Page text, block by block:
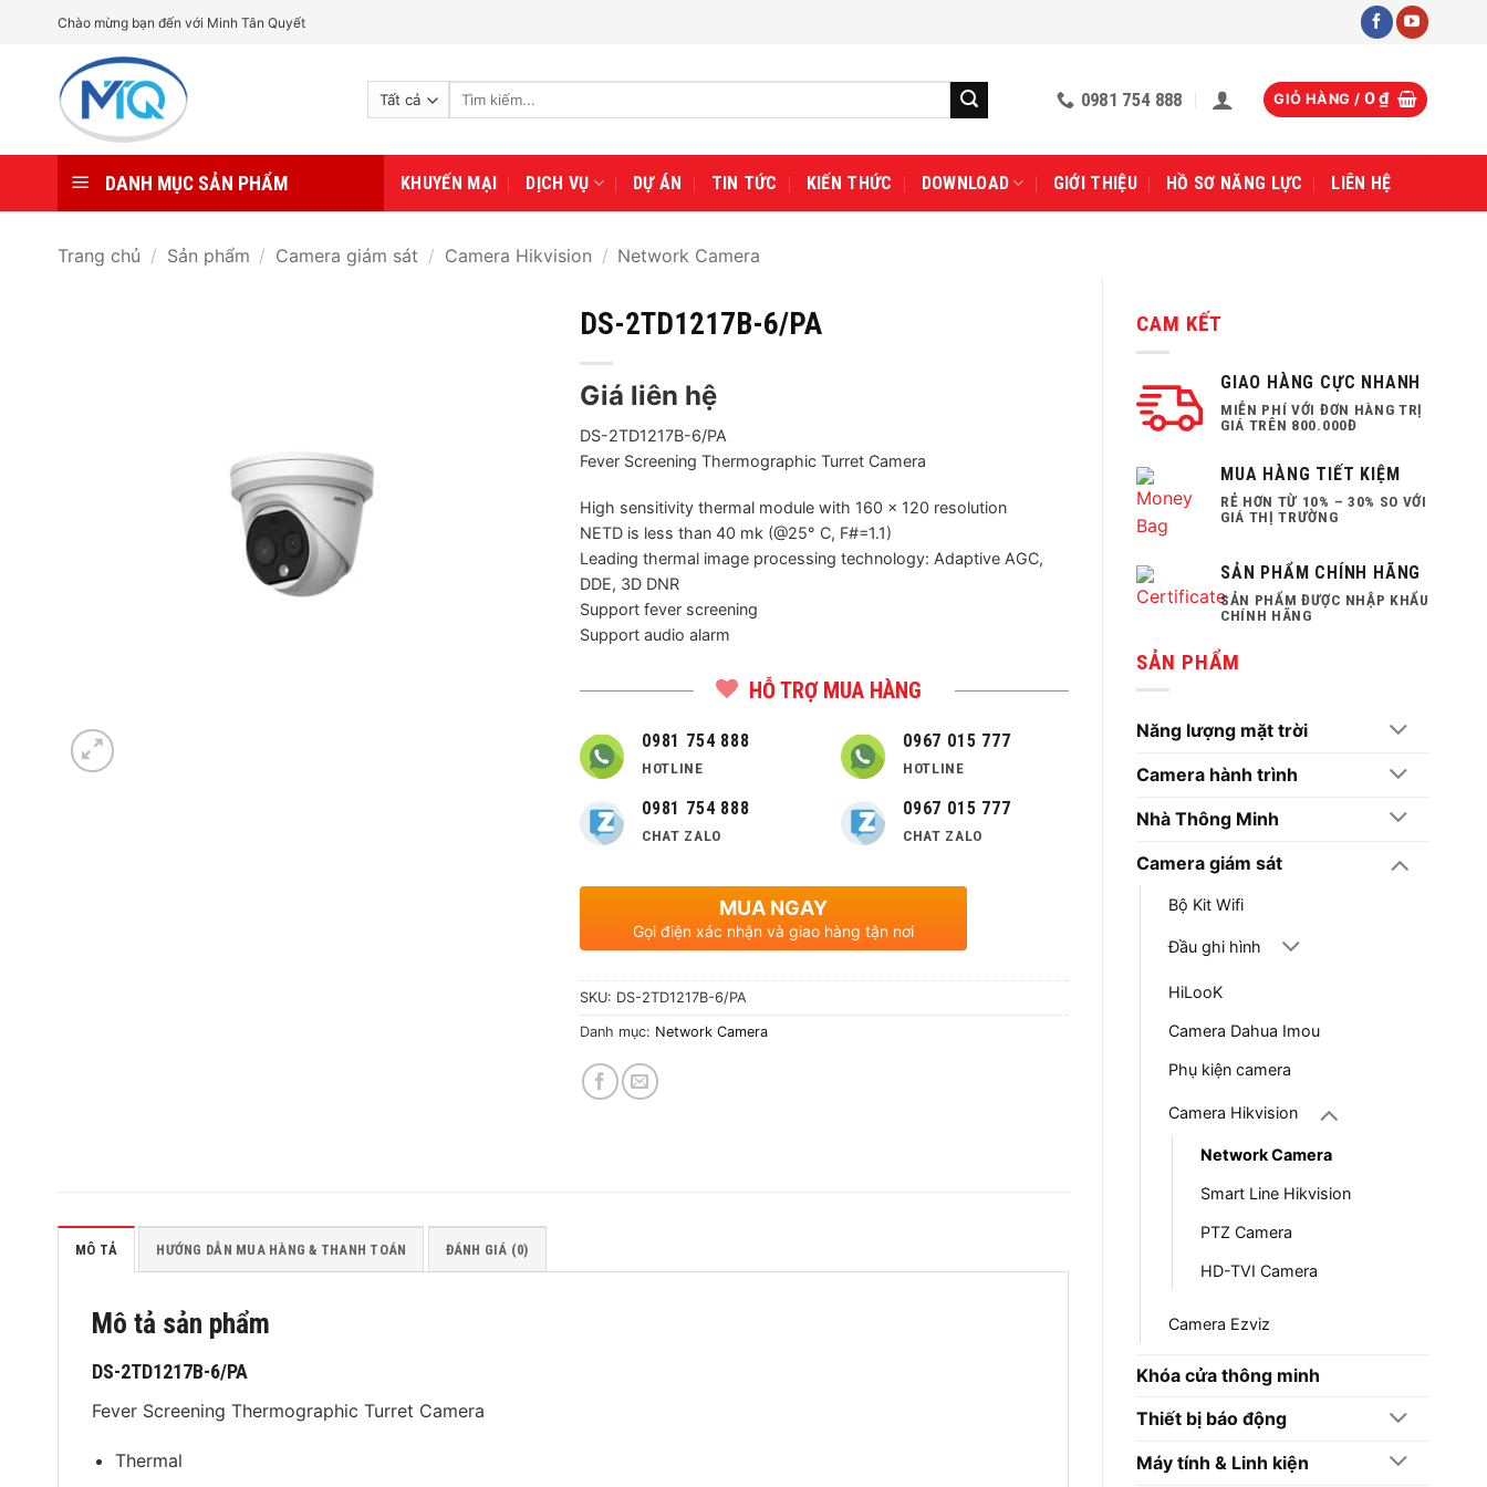
Chào mừng bạn đến với Minh Tân Quyết
Tìm
0981 754 888 GIỎ HÀNG / 0₫
DANH MỤC SẢN PHẨM KHUYẾN MẠI DỊCH VỤ DỰ ÁN TIN TỨC KIẾN THỨC DOWNLOAD GIỚI THIỆU HỒ SƠ NĂNG LỰC LIÊN HỆ
Trang chủ / Sản phẩm / Camera giám sát / Camera Hikvision / Network Camera
CAM KẾT
GIAO HÀNG CỰC NHANH
MIỄN PHÍ VỚI ĐƠN HÀNG TRỊ
GIÁ TRÊN 800.000Đ
MUA HÀNG TIẾT KIỆM
RẺ HƠN TỪ 10% – 30% SO VỚI
GIÁ THỊ TRƯỜNG
SẢN PHẨM CHÍNH HÃNG
SẢN PHẨM ĐƯỢC NHẬP KHẨU
CHÍNH HÃNG
SẢN PHẨM
Năng lượng mặt trời
Camera hành trình
Nhà Thông Minh
Camera giám sát
Bộ Kit Wifi
Đầu ghi hình
HiLooK
Camera Dahua Imou
Phụ kiện camera
Camera Hikvision
Network Camera
Smart Line Hikvision
PTZ Camera
HD-TVI Camera
Camera Ezviz
Khóa cửa thông minh
Thiết bị báo động
Máy tính & Linh kiện
DS-2TD1217B-6/PA
Giá liên hệ
DS-2TD1217B-6/PA
Fever Screening Thermographic Turret Camera
High sensitivity thermal module with 160 x 120 resolution
NETD is less than 40 mk (@25° C, F#=1.1)
Leading thermal image processing technology: Adaptive AGC,
DDE, 3D DNR
Support fever screening
Support audio alarm
HỖ TRỢ MUA HÀNG
0981 754 888
HOTLINE
0981 754 888
CHAT ZALO
0967 015 777
HOTLINE
0967 015 777
CHAT ZALO
MUA NGAY
Gọi điện xác nhận và giao hàng tận nơi
SKU: DS-2TD1217B-6/PA
Danh mục: Network Camera
MÔ TẢ HƯỚNG DẪN MUA HÀNG & THANH TOÁN ĐÁNH GIÁ (0)
Mô tả sản phẩm
DS-2TD1217B-6/PA
Fever Screening Thermographic Turret Camera
Thermal